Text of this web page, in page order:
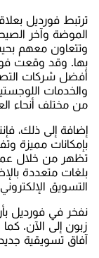
ترتبط فورديل
الموضة وآخر
وتتعاون معهم
بها. وقد وقعت
أفضل شركات
والخدمات
من مختلف أنحاء
إضافة إلى ذلك،
بإمكانات مميزة
تظهر من خلال
بلغات متعددة
التسويق
زبون إلى الآن.
آفاق تسويقية